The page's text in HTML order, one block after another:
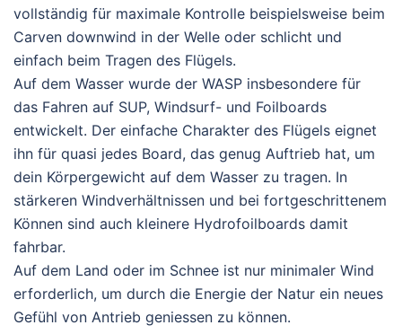
vollständig für maximale Kontrolle beispielsweise beim
Carven downwind in der Welle oder schlicht und
einfach beim Tragen des Flügels.
Auf dem Wasser wurde der WASP insbesondere für
das Fahren auf SUP, Windsurf- und Foilboards
entwickelt. Der einfache Charakter des Flügels eignet
ihn für quasi jedes Board, das genug Auftrieb hat, um
dein Körpergewicht auf dem Wasser zu tragen. In
stärkeren Windverhältnissen und bei fortgeschrittenem
Können sind auch kleinere Hydrofoilboards damit
fahrbar.
Auf dem Land oder im Schnee ist nur minimaler Wind
erforderlich, um durch die Energie der Natur ein neues
Gefühl von Antrieb geniessen zu können.